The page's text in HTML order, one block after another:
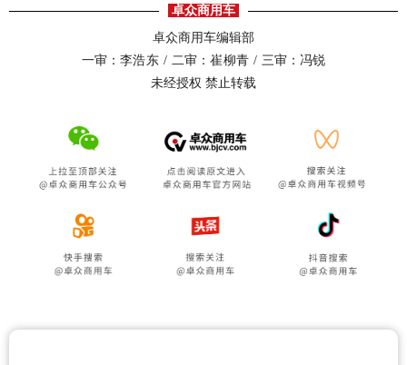
卓众商用车
卓众商用车编辑部
一审： 李浩东 / 二审： 崔柳青 /三审：冯锐
未经授权 禁止转载